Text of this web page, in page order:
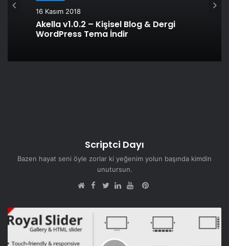
16 Kasım 2018
Akella v1.0.2 – Kişisel Blog & Dergi
WordPress Tema İndir
Scriptci Dayı
Bazen hayat seni öyle zorlar ki yeğenim yolun başında kimdin
unutursun.
sitesi
Facebook
Pinterest